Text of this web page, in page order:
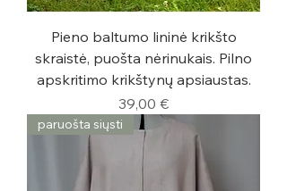
Pieno baltumo lininė krikšto
skraistė, puošta nėrinukais. Pilno
apskritimo krikštynų apsiaustas.
Kaina
39,00 €
paruošta siųsti